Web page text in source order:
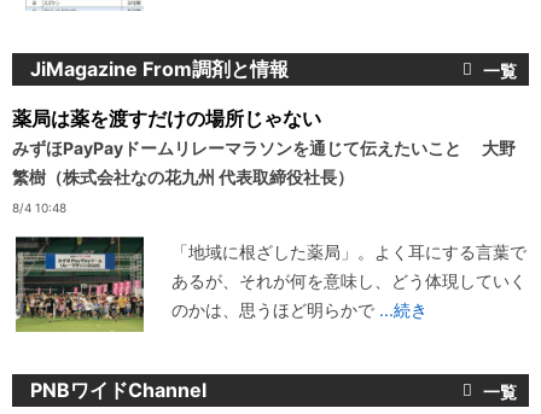
JiMagazine From調剤と情報
薬局は薬を渡すだけの場所じゃない
みずほPayPayドームリレーマラソンを通じて伝えたいこと 大野
繁樹（株式会社なの花九州 代表取締役社長）
8/4 10:48
「地域に根ざした薬局」。よく耳にする言葉で
あるが、それが何を意味し、どう体現していく
のかは、思うほど明らかで ...続き
PNBワイドChannel